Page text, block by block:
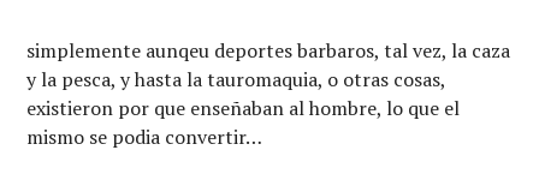
simplemente aunqeu deportes barbaros, tal vez, la caza
y la pesca, y hasta la tauromaquia, o otras cosas,
existieron por que enseñaban al hombre, lo que el
mismo se podia convertir…